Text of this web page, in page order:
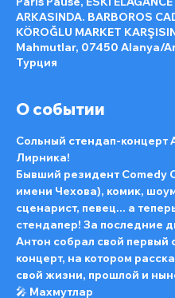
ARKASINDA. BARBOROS
KÖROĞLU MARKET
Mahmutlar, 07450 Alanya/
Турция
О событии
Сольный стендап-концерт
Лирника!
Бывший резидент Comedy
имени Чехова), комик,
сценарист, певец... а
стендапер! За последние
Антон собрал свой первый
концерт, на котором
свой жизни, прошлой и
🎤 Махмутлар